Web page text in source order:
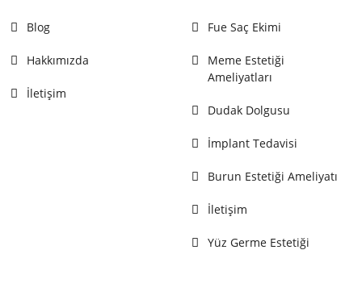
Blog
Hakkımızda
İletişim
Fue Saç Ekimi
Meme Estetiği
Ameliyatları
Dudak Dolgusu
İmplant Tedavisi
Burun Estetiği Ameliyatı
İletişim
Yüz Germe Estetiği